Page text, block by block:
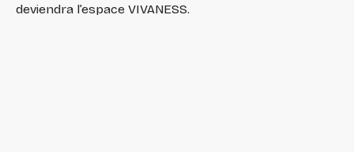
deviendra l’espace VIVANESS.